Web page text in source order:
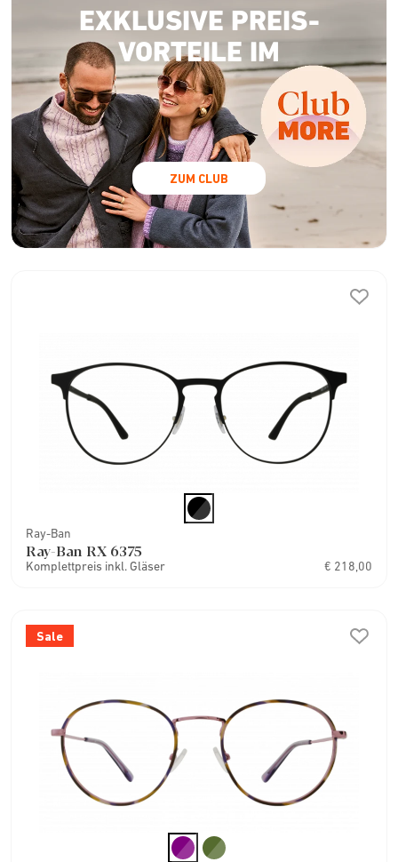
EXKLUSIVE PREIS-
VORTEILE IM
ZUM CLUB
Ray-Ban
Ray-Ban RX 6375
Komplettpreis inkl. Gläser € 218,00
Sale